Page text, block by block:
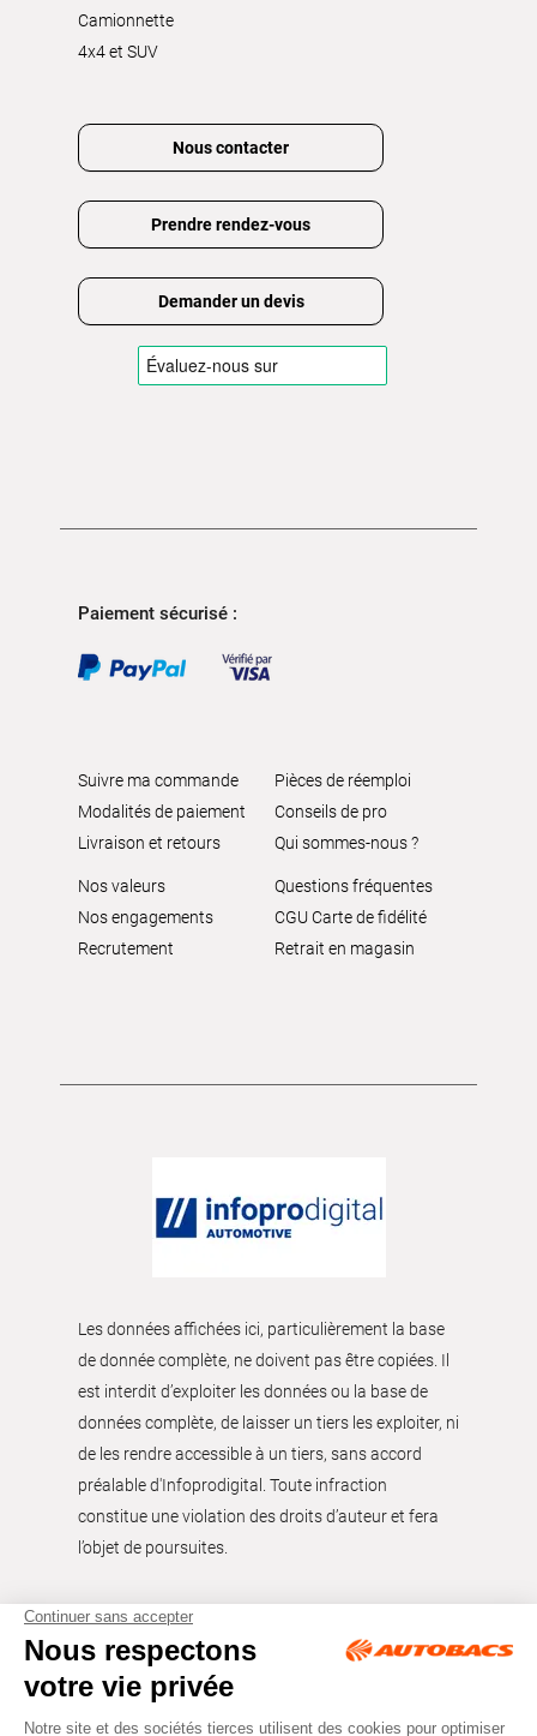
Camionnette
4x4 et SUV
Nous contacter
Prendre rendez-vous
Demander un devis
Paiement sécurisé :
Suivre ma commande
Modalités de paiement
Livraison et retours
Pièces de réemploi
Conseils de pro
Qui sommes-nous ?
Nos valeurs
Nos engagements
Recrutement
Questions fréquentes
CGU Carte de fidélité
Retrait en magasin
Les données affichées ici, particulièrement la base
de donnée complète, ne doivent pas être copiées. Il
est interdit d’exploiter les données ou la base de
données complète, de laisser un tiers les exploiter, ni
de les rendre accessible à un tiers, sans accord
préalable d'Infoprodigital. Toute infraction
constitue une violation des droits d’auteur et fera
l’objet de poursuites.